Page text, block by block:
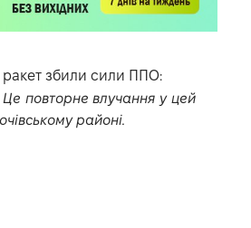
ракет збили сили ППО:
Це повторне влучання у цей
районі.